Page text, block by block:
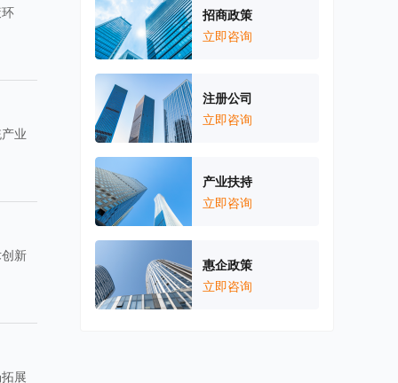
业
新
展
招商政策
立即咨询
注册公司
立即咨询
产业扶持
立即咨询
惠企政策
立即咨询